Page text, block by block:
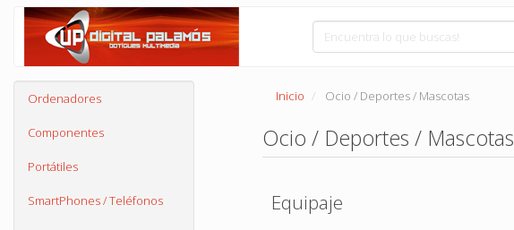
Ordenadores
Componentes
Portátiles
SmartPhones / Teléfonos
Inicio Ocio / Deportes / Mascotas
Ocio / Deportes / Mascotas
Equipaje